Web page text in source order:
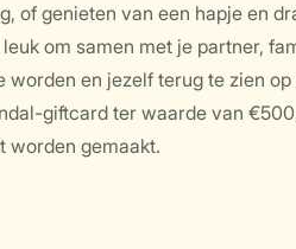
of genieten van een hapje en
om samen met je partner,
en jezelf terug te zien
giftcard ter waarde van
worden gemaakt.